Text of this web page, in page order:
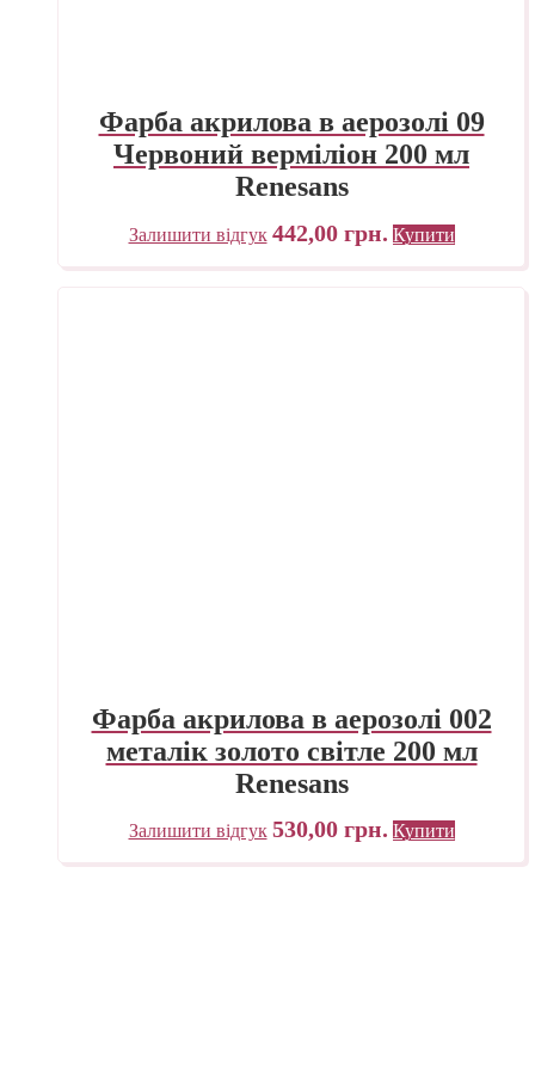
Фарба акрилова в аерозолі 09
Червоний верміліон 200 мл
Renesans
Залишити відгук 442,00 грн. Купити
Фарба акрилова в аерозолі 002
металік золото світле 200 мл
Renesans
Залишити відгук 530,00 грн. Купити